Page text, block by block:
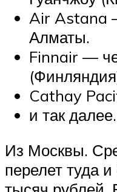
Air Astana
Алматы.
Finnair —
Cathay
и так далее.
Из Москвы.
перелет туда